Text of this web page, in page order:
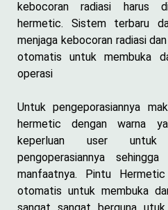
kebocoran radiasi harus
hermetic. Sistem terbaru
menjaga kebocoran radiasi
otomatis untuk membuka
operasi
Untuk pengeporasiannya
hermetic dengan warna
keperluan user untuk
pengoperasiannya
manfaatnya. Pintu
otomatis untuk membuka